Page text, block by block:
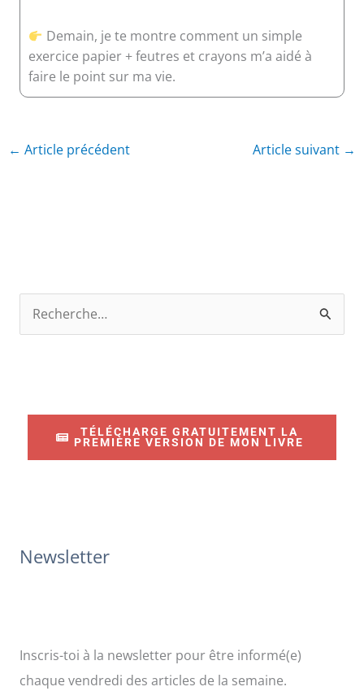
Demain, je te montre comment un simple
exercice papier + feutres et crayons m’a aidé à
faire le point sur ma vie.
← Article précédent Article suivant →
TÉLÉCHARGE GRATUITEMENT LA
PREMIÈRE VERSION DE MON LIVRE
Newsletter
Inscris-toi à la newsletter pour être informé(e)
chaque vendredi des articles de la semaine.